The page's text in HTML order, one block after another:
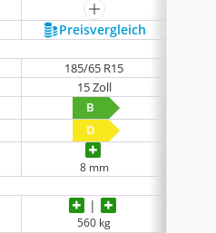
mehr anzeigen
Preis­vergleich
185/65 R15
15 Zoll
B
D
8 mm
560 kg